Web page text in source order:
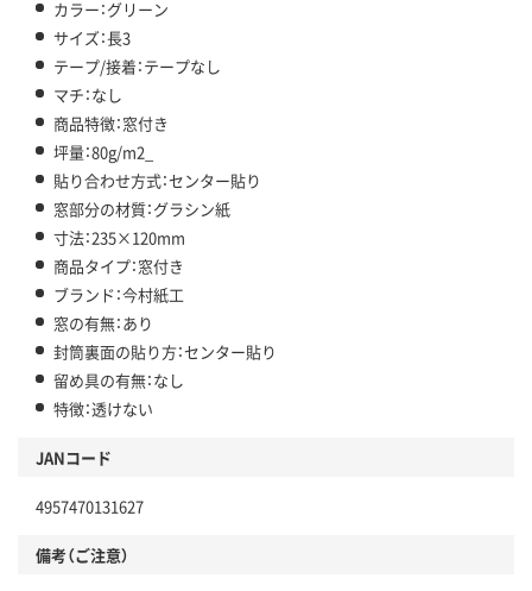
カラー：グリーン
サイズ：長3
テープ/接着：テープなし
マチ：なし
商品特徴：窓付き
坪量：80g/m2_
貼り合わせ方式：センター貼り
窓部分の材質：グラシン紙
寸法：235×120mm
商品タイプ：窓付き
ブランド：今村紙工
窓の有無：あり
封筒裏面の貼り方：センター貼り
留め具の有無：なし
特徴：透けない
JANコード
4957470131627
備考（ご注意）